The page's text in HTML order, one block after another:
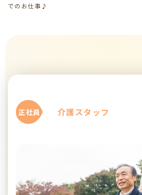
でのお仕事♪
正社員 介護スタッフ